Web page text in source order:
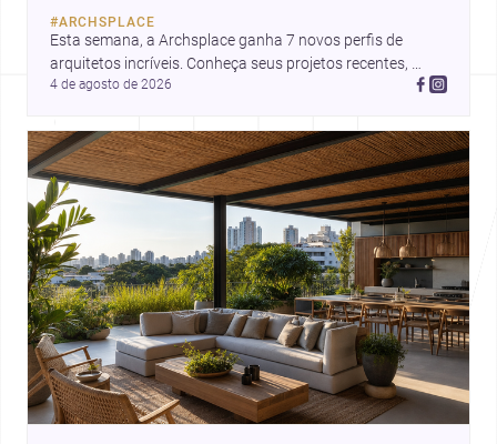
#ARCHSPLACE
Esta semana, a Archsplace ganha 7 novos perfis de
arquitetos incríveis. Conheça seus projetos recentes,
inspire-se com seus trabalhos e descubra talentos que
4 de agosto de 2026